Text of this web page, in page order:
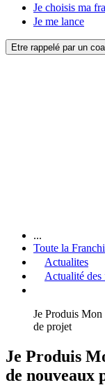
Je choisis ma
Je me lance
Etre rappelé par un
...
Toute la
Actualites
Actualité des
Je Produis
de projet
Je Produis
de nouveaux